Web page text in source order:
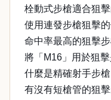
栓動式步槍適合狙
使用連發步槍狙擊
命中率最高的狙擊
將「M16」用於狙
什麼是精確射手步槍
有沒有短槍管的狙擊